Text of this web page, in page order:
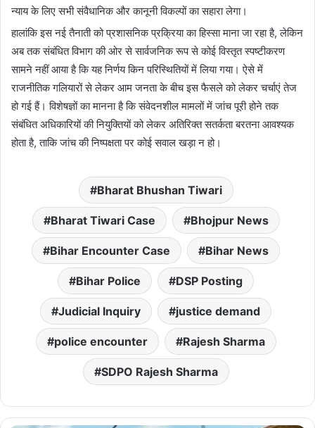
न्याय के लिए सभी संवैधानिक और कानूनी विकल्पों का सहारा लेगा।
हालांकि इस नई तैनाती को प्रशासनिक प्रक्रिया का हिस्सा माना जा रहा है, लेकिन
अब तक संबंधित विभाग की ओर से सार्वजनिक रूप से कोई विस्तृत स्पष्टीकरण
सामने नहीं आया है कि यह निर्णय किन परिस्थितियों में लिया गया। ऐसे में
राजनीतिक गलियारों से लेकर आम जनता के बीच इस फैसले को लेकर चर्चाएं तेज
हो गई हैं। विशेषज्ञों का मानना है कि संवेदनशील मामलों में जांच पूरी होने तक
संबंधित अधिकारियों की नियुक्तियों को लेकर अतिरिक्त सतर्कता बरतना आवश्यक
होता है, ताकि जांच की निष्पक्षता पर कोई सवाल खड़ा न हो।
Bharat Bhushan Tiwari
Bharat Tiwari Case Bhojpur News
Bihar Encounter Case Bihar News
Bihar Police DSP Posting
Judicial Inquiry justice demand
police encounter Rajesh Sharma
SDPO Rajesh Sharma